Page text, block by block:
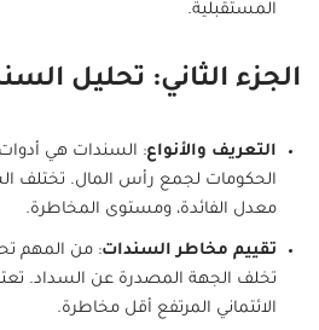
المستقبلية.
الجزء الثاني: تحليل
التعريف والأنواع: السندات هي
الحكومات لجمع رأس المال. تختلف
معدل الفائدة، ومستوى المخاطرة.
تقييم مخاطر السندات: من المهم
تخلف الجهة المصدرة عن السداد.
الائتماني المرتفع أقل مخاطرة.